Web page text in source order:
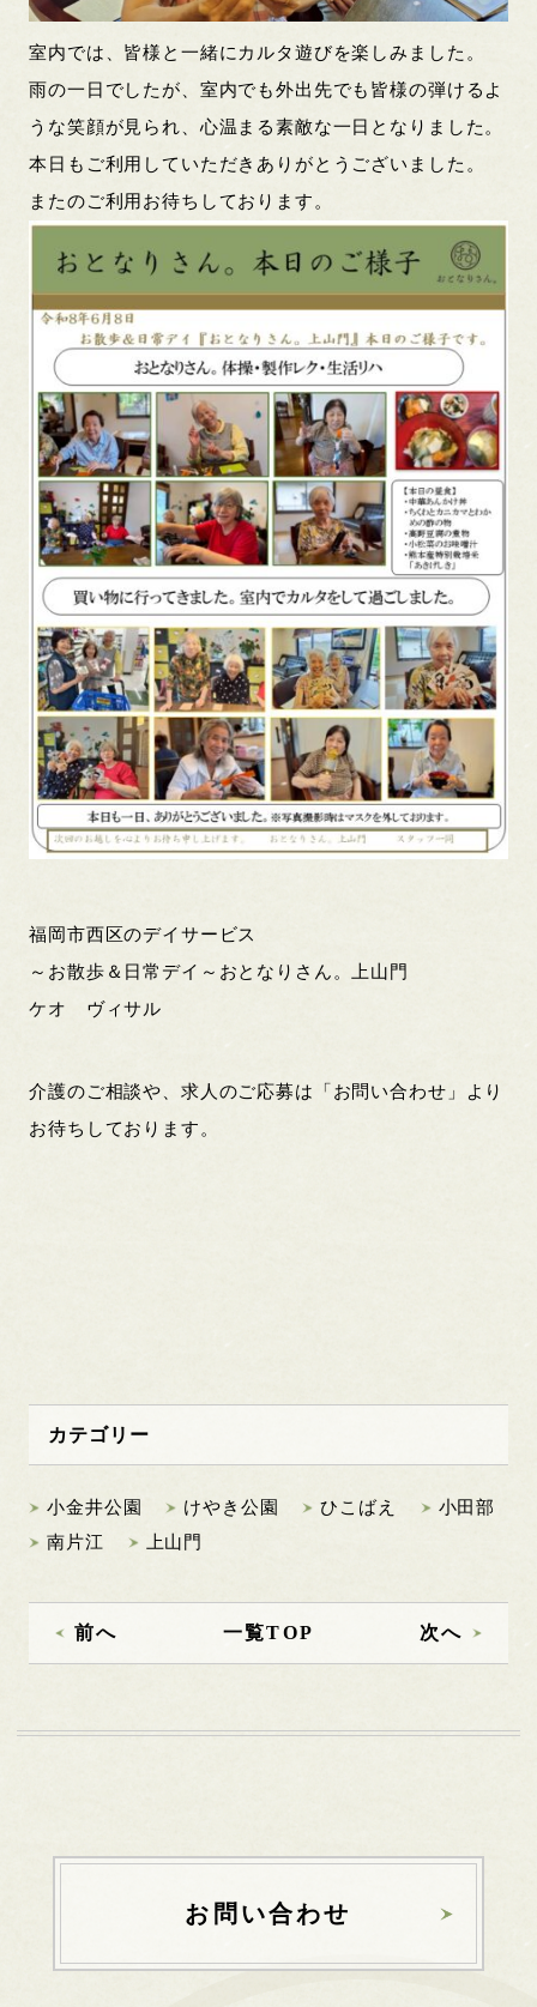
室内では、皆様と一緒にカルタ遊びを楽しみました。
雨の一日でしたが、室内でも外出先でも皆様の弾けるよ
うな笑顔が見られ、心温まる素敵な一日となりました。
本日もご利用していただきありがとうございました。
またのご利用お待ちしております。
福岡市西区のデイサービス
～お散歩＆日常デイ～おとなりさん。上山門
ケオ ヴィサル
介護のご相談や、求人のご応募は「お問い合わせ」より
お待ちしております。
カテゴリー
小金井公園 けやき公園 ひこばえ
小田部
南片江
上山門
前へ 一覧TOP 次へ
お問い合わせ